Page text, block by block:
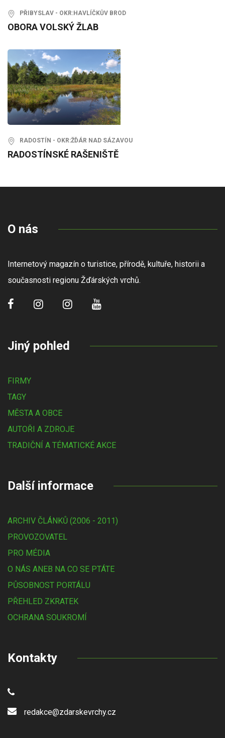
PŘIBYSLAV - OKR:HAVLÍČKŮV BROD
OBORA VOLSKÝ ŽLAB
RADOSTÍN - OKR:ŽĎÁR NAD SÁZAVOU
RADOSTÍNSKÉ RAŠENIŠTĚ
O nás
Internetový magazín o turistice, přírodě, kultuře, historii a
současnosti regionu Žďárských vrchů.
Jiný pohled
FIRMY
TAGY
MĚSTA A OBCE
AUTOŘI A ZDROJE
TRADIČNÍ A TÉMATICKÉ AKCE
Další informace
ARCHIV ČLÁNKŮ (2006 - 2011)
PROVOZOVATEL
PRO MÉDIA
O NÁS ANEB NA CO SE PTÁTE
PŮSOBNOST PORTÁLU
PŘEHLED ZKRATEK
OCHRANA SOUKROMÍ
Kontakty
redakce@zdarskevrchy.cz